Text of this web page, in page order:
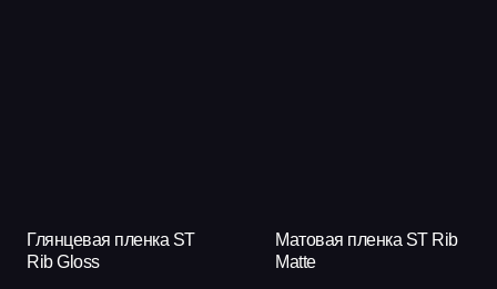
Глянцевая пленка ST
Rib Gloss
Матовая пленка ST Rib
Matte